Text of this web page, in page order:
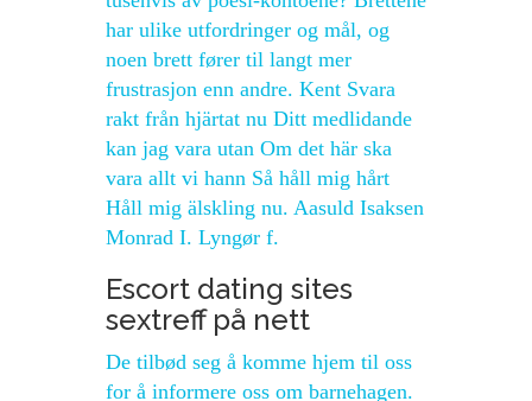
har ulike utfordringer og mål, og
noen brett fører til langt mer
frustrasjon enn andre. Kent Svara
rakt från hjärtat nu Ditt medlidande
kan jag vara utan Om det här ska
vara allt vi hann Så håll mig hårt
Håll mig älskling nu. Aasuld Isaksen
Monrad I. Lyngør f.
Escort dating sites
sextreff på nett
De tilbød seg å komme hjem til oss
for å informere oss om barnehagen.